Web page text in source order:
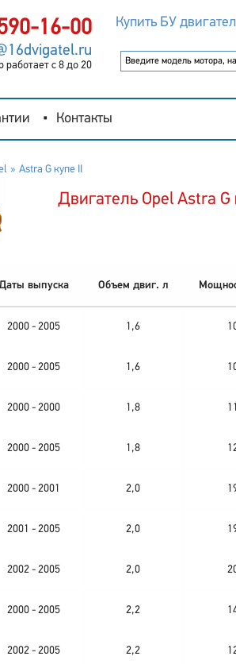
16-00
работает с 8 до 20
Купить БУ
Контакты
Astra G купе II
Двигатель Opel Astra G
выпуска Объем двиг. л
2000 - 2005 1,6
2000 - 2005 1,6
2000 - 2000 1,8
2000 - 2005 1,8
2000 - 2001 2,0
2001 - 2005 2,0
2002 - 2005 2,0
2000 - 2005 2,2
2002 - 2005 2,2